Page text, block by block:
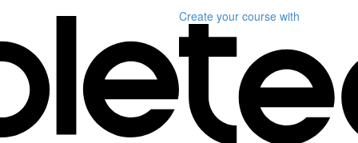
Create your course with